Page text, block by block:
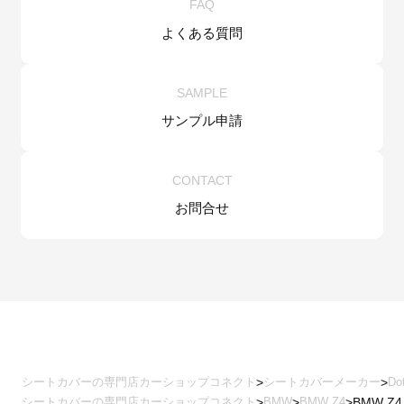
FAQ
よくある質問
SAMPLE
サンプル申請
CONTACT
お問合せ
シートカバーの専門店カーショップコネクト シートカバーメーカー